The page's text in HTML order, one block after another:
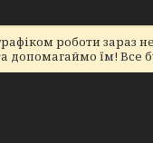
роботи
допомагаймо їм! Все